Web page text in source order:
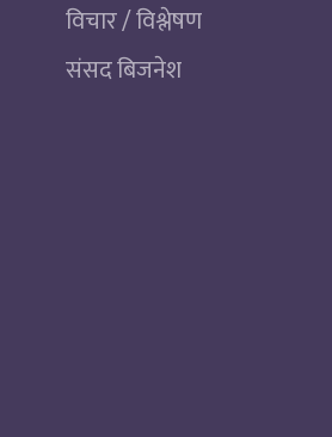
विचार / विश्लेषण
संसद बिजनेश